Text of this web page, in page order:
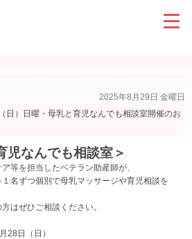
2025年8月29日 金曜日
日）日曜・母乳と育児なんでも相談室開催のお
児なんでも相談室＞
等を担当したベテラン助産師が、
名ずつ個別で母乳マッサージや育児相談を
はぜひご相談ください。
28日（日）